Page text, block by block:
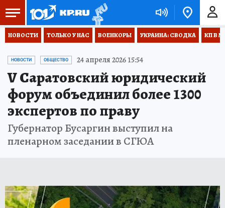
НОВОСТИ ТОЛЬКО У НАС ВОЕНКОРЫ УКРАИНА: СВОДКА КП В
НОВОСТИ ОБЩЕСТВО 24 апреля 2026 15:54
V Саратовский юридический
форум объединил более 1300
экспертов по праву
Губернатор Бусаргин выступил на
пленарном заседании в СГЮА